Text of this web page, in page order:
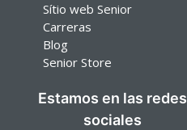
Sítio web Senior
Carreras
Blog
Senior Store
Estamos en las redes
sociales